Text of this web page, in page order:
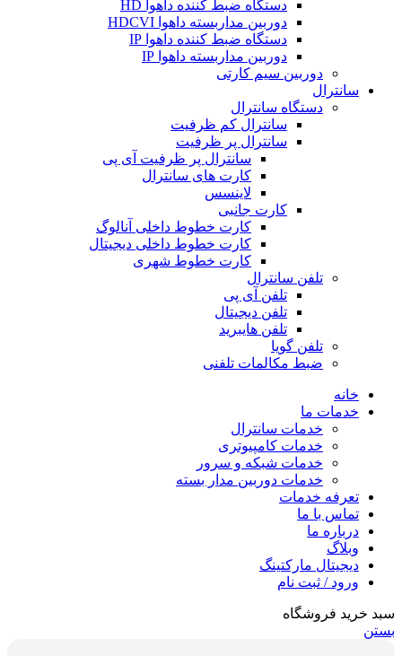
دستگاه ضبط کننده داهوا HD
دوربین مداربسته داهوا HDCVI
دستگاه ضبط کننده داهوا IP
دوربین مداربسته داهوا IP
دوربین سیم کارتی
سانترال
دستگاه سانترال
سانترال کم ظرفیت
سانترال پر ظرفیت
سانترال پر ظرفیت آی پی
کارت های سانترال
لاینسس
کارت جانبی
کارت خطوط داخلی آنالوگ
کارت خطوط داخلی دیجیتال
کارت خطوط شهری
تلفن سانترال
تلفن آی پی
تلفن دیجیتال
تلفن هایبرید
تلفن گویا
ضبط مکالمات تلفنی
خانه
خدمات ما
خدمات سانترال
خدمات کامپیوتری
خدمات شبکه و سرور
خدمات دوربین مدار بسته
تعرفه خدمات
تماس با ما
درباره ما
وبلاگ
دیجیتال مارکتینگ
ورود / ثبت نام
سبد خرید فروشگاه
بستن